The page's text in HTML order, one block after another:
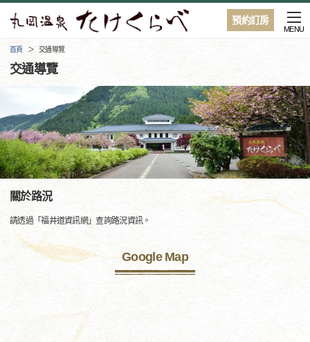
預約訂房
MENU
首頁 交通導覽
交通導覽
關於路況
請透過「福井道資訊網」查詢路況資訊。
Google Map